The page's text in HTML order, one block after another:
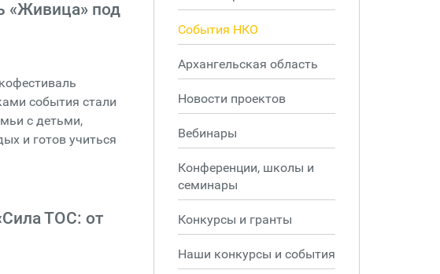
«Живица» под
события стали
с детьми,
и готов учиться
ТОС: от
События НКО
Архангельская область
Новости проектов
Вебинары
Конференции, школы и
семинары
Конкурсы и гранты
Наши конкурсы и события